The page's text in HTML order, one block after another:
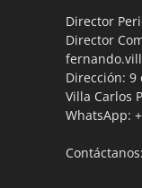
Director
Director
Dirección: 9
Villa Carlos
WhatsApp:
Contáctanos: